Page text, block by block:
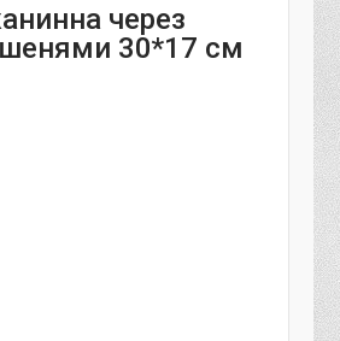
через
30*17 см